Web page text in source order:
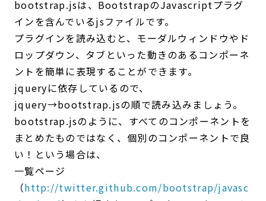
bootstrap.jsは、BootstrapのJavascriptプラグ
インを含んでいるjsファイルです。
プラグインを読み込むと、モーダルウィンドウやド
ロップダウン、タブといった動きのあるコンポーネ
ントを簡単に表現することができます。
jqueryに依存しているので、
jquery→bootstrap.jsの順で読み込みましょう。
bootstrap.jsのように、すべてのコンポーネントを
まとめたものではなく、個別のコンポーネントで良
い！という場合は、
一覧ページ
（http://twitter.github.com/bootstrap/javasc